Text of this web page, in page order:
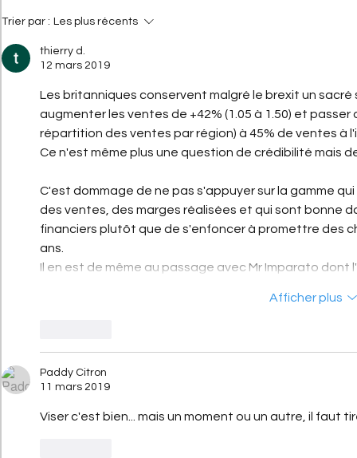
devenue mythique
Trier par : Les plus récents
thierry d.
12 mars 2019
Les britanniques conservent malgré le brexit un sacré
augmenter les ventes de +42% (1.05 à 1.50) et passer
répartition des ventes par région) à 45% de ventes à
Ce n'est même plus une question de crédibilité mais
C'est dommage de ne pas s'appuyer sur la gamme
des ventes, des marges réalisées et qui sont bonne
financiers plutôt que de s'enfoncer à promettre des
ans.
Il en est de même au passage avec Mr Imparato dont
Afficher plus
Paddy Citron
11 mars 2019
Viser c'est bien... mais un moment ou un autre, il faut